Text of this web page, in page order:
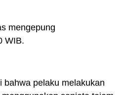
mengepung
WIB.
bahwa pelaku melakukan